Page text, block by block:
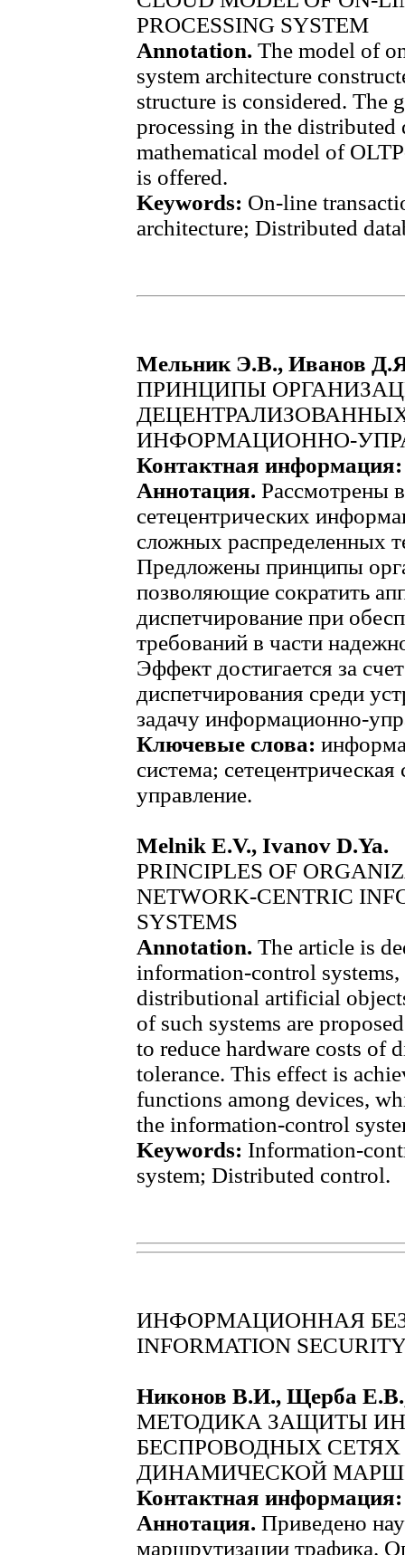
PROCESSING SYSTEM
Annotation. The model of
system architecture
structure is considered. The
processing in the distributed
mathematical model of
is offered.
Keywords: On-line
architecture; Distributed
Мельник Э.В., Иванов
ПРИНЦИПЫ
ИНФОРМАЦИОННО-
Контактная информация:
Аннотация. Рассмотрены
сетецентрических
сложных распределенных
Предложены принципы
позволяющие сократить
диспетчирование при
требований в части
Эффект достигается за
диспетчирования среди
задачу информационно-
Ключевые слова:
система;
управление.
Melnik E.V., Ivanov D.Ya.
PRINCIPLES OF
NETWORK-CENTRIC
SYSTEMS
Annotation. The article is
information-control
distributional artificial
of such systems are
to reduce hardware costs of
tolerance. This effect is
functions among devices,
the information-control
Keywords: Information-
system; Distributed control.
ИНФОРМАЦИОННАЯ
INFORMATION
Никонов В.И., Щерба
МЕТОДИКА ЗАЩИТЫ
БЕСПРОВОДНЫХ
ДИНАМИЧЕСКОЙ
Контактная информация:
Аннотация. Приведено
маршрутизации трафика.